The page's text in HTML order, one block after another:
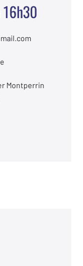
Montperrin